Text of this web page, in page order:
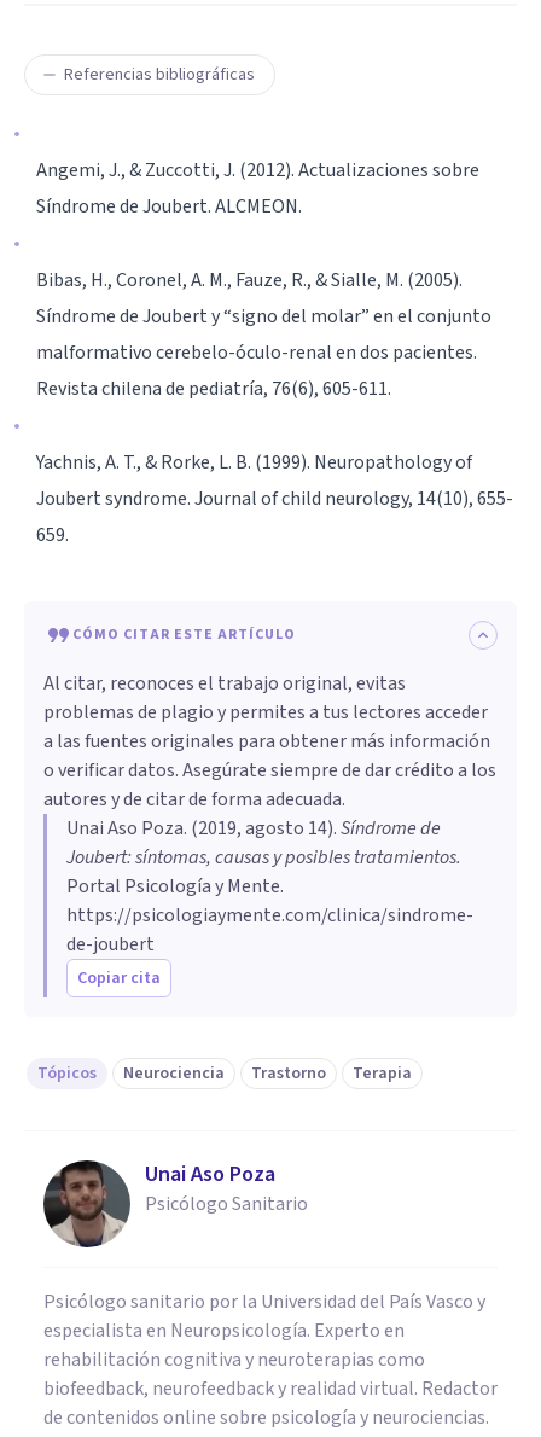
Referencias bibliográficas
Angemi, J., & Zuccotti, J. (2012). Actualizaciones sobre
Síndrome de Joubert. ALCMEON.
Bibas, H., Coronel, A. M., Fauze, R., & Sialle, M. (2005).
Síndrome de Joubert y “signo del molar” en el conjunto
malformativo cerebelo-óculo-renal en dos pacientes.
Revista chilena de pediatría, 76(6), 605-611.
Yachnis, A. T., & Rorke, L. B. (1999). Neuropathology of
Joubert syndrome. Journal of child neurology, 14(10), 655-
659.
CÓMO CITAR ESTE ARTÍCULO
Al citar, reconoces el trabajo original, evitas
problemas de plagio y permites a tus lectores acceder
a las fuentes originales para obtener más información
o verificar datos. Asegúrate siempre de dar crédito a los
autores y de citar de forma adecuada.
Unai Aso Poza. (2019, agosto 14).Síndrome de
Joubert: síntomas, causas y posibles tratamientos.
Portal Psicología y Mente.
https://psicologiaymente.com/clinica/sindrome-
de-joubert
Copiar cita
Tópicos Neurociencia Trastorno Terapia
Unai Aso Poza
Psicólogo Sanitario
Psicólogo sanitario por la Universidad del País Vasco y
especialista en Neuropsicología. Experto en
rehabilitación cognitiva y neuroterapias como
biofeedback, neurofeedback y realidad virtual. Redactor
de contenidos online sobre psicología y neurociencias.